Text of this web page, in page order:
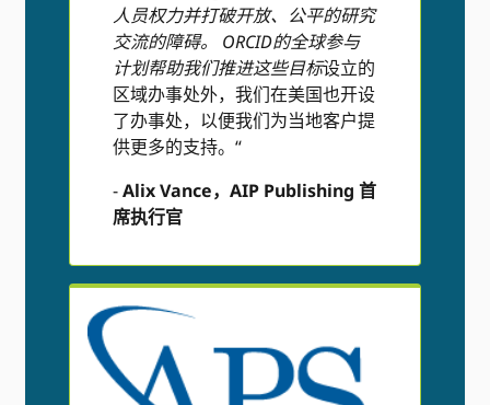
人员权力并打破开放、公平的研究
交流的障碍。 ORCID的全球参与
计划帮助我们推进这些目标设立的
区域办事处外，我们在美国也开设
了办事处，以便我们为当地客户提
供更多的支持。“
-Alix Vance，AIP Publishing 首
席执行官